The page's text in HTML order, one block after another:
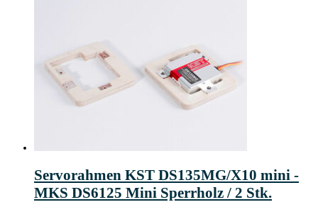
Servorahmen KST DS135MG/X10 mini -
MKS DS6125 Mini Sperrholz / 2 Stk.